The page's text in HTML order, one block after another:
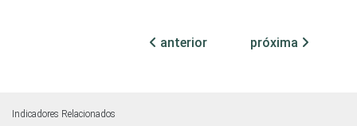
anterior próxima
Indicadores Relacionados